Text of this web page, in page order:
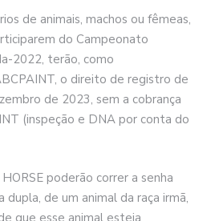
de animais, machos ou fêmeas,
do Campeonato
2022, terão, como
o direito de registro de
de 2023, sem a cobrança
(inspeção e DNA por conta do
poderão correr a senha
dupla, de um animal da raça irmã,
que esse animal esteja